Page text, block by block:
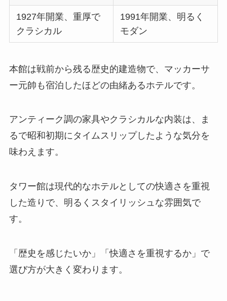
1927年開業、重厚で
クラシカル
1991年開業、明るく
モダン
本館は戦前から残る歴史的建造物で、マッカーサ
ー元帥も宿泊したほどの由緒あるホテルです。
アンティーク調の家具やクラシカルな内装は、ま
るで昭和初期にタイムスリップしたような気分を
味わえます。
タワー館は現代的なホテルとしての快適さを重視
した造りで、明るくスタイリッシュな雰囲気で
す。
「歴史を感じたいか」「快適さを重視するか」で
選び方が大きく変わります。